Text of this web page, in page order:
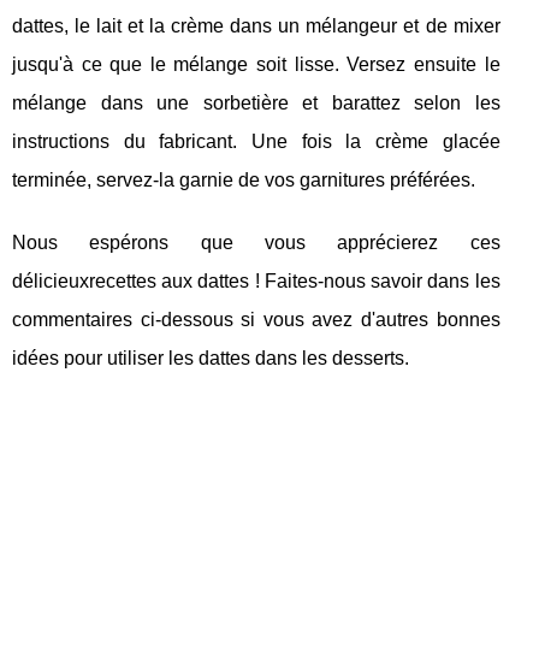
dattes, le lait et la crème dans un mélangeur et de mixer
jusqu'à ce que le mélange soit lisse. Versez ensuite le
mélange dans une sorbetière et barattez selon les
instructions du fabricant. Une fois la crème glacée
terminée, servez-la garnie de vos garnitures préférées.
Nous espérons que vous apprécierez ces
délicieuxrecettes aux dattes ! Faites-nous savoir dans les
commentaires ci-dessous si vous avez d'autres bonnes
idées pour utiliser les dattes dans les desserts.